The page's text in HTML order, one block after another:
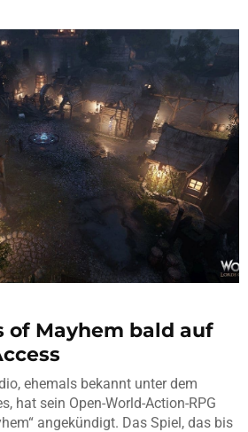
of Mayhem bald auf
ehemals bekannt unter dem
hat sein Open-World-Action-RPG
angekündigt. Das Spiel, das bis